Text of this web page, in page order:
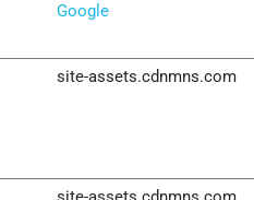
Google
site-assets.cdnmns.com